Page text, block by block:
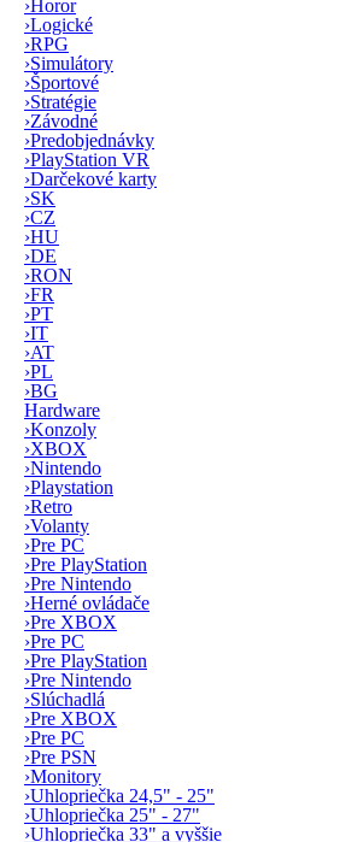
›Horor
›Logické
›RPG
›Simulátory
›Športové
›Stratégie
›Závodné
›Predobjednávky
›PlayStation VR
›Darčekové karty
›SK
›CZ
›HU
›DE
›RON
›FR
›PT
›IT
›AT
›PL
›BG
Hardware
›Konzoly
›XBOX
›Nintendo
›Playstation
›Retro
›Volanty
›Pre PC
›Pre PlayStation
›Pre Nintendo
›Herné ovládače
›Pre XBOX
›Pre PC
›Pre PlayStation
›Pre Nintendo
›Slúchadlá
›Pre XBOX
›Pre PC
›Pre PSN
›Monitory
›Uhlopriečka 24,5" - 25"
›Uhlopriečka 25" - 27"
›Uhlopriečka 33" a vyššie